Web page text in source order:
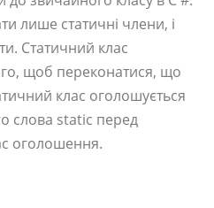
лише статичні члени, і
Статичний клас
щоб переконатися, що
клас оголошується
слова static перед
оголошення.